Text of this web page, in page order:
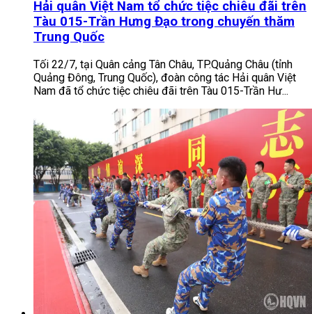
Hải quân Việt Nam tổ chức tiệc chiêu đãi trên
Tàu 015-Trần Hưng Đạo trong chuyến thăm
Trung Quốc
Tối 22/7, tại Quân cảng Tân Châu, TP.Quảng Châu (tỉnh
Quảng Đông, Trung Quốc), đoàn công tác Hải quân Việt
Nam đã tổ chức tiệc chiêu đãi trên Tàu 015-Trần Hư...